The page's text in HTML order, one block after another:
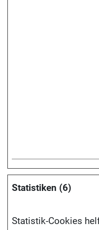
Statistiken (6)
Statistik-Cookies